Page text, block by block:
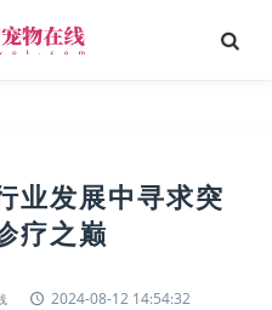
业发展中寻求突
疗之巅
2024-08-12 14:54:32